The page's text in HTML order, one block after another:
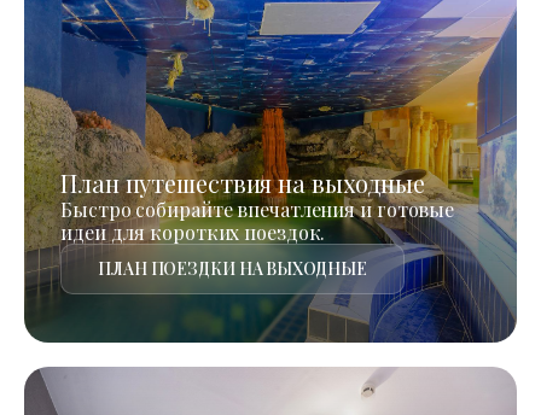
План путешествия на выходные
Быстро собирайте впечатления и готовые
идеи для коротких поездок.
ПЛАН ПОЕЗДКИ НА ВЫХОДНЫЕ